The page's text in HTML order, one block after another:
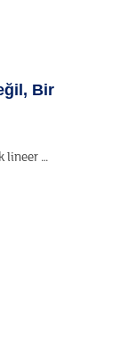
Bir
lineer …